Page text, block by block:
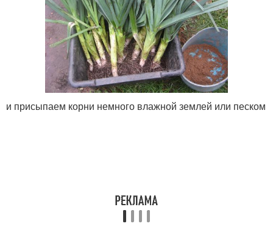
и присыпаем корни немного влажной землей или песком